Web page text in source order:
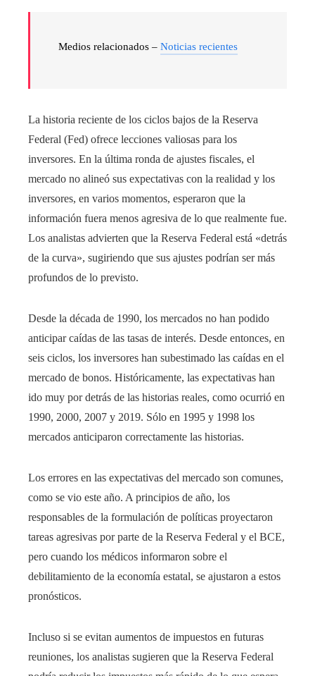
Medios relacionados – Noticias recientes
La historia reciente de los ciclos bajos de la Reserva
Federal (Fed) ofrece lecciones valiosas para los
inversores. En la última ronda de ajustes fiscales, el
mercado no alineó sus expectativas con la realidad y los
inversores, en varios momentos, esperaron que la
información fuera menos agresiva de lo que realmente fue.
Los analistas advierten que la Reserva Federal está «detrás
de la curva», sugiriendo que sus ajustes podrían ser más
profundos de lo previsto.
Desde la década de 1990, los mercados no han podido
anticipar caídas de las tasas de interés. Desde entonces, en
seis ciclos, los inversores han subestimado las caídas en el
mercado de bonos. Históricamente, las expectativas han
ido muy por detrás de las historias reales, como ocurrió en
1990, 2000, 2007 y 2019. Sólo en 1995 y 1998 los
mercados anticiparon correctamente las historias.
Los errores en las expectativas del mercado son comunes,
como se vio este año. A principios de año, los
responsables de la formulación de políticas proyectaron
tareas agresivas por parte de la Reserva Federal y el BCE,
pero cuando los médicos informaron sobre el
debilitamiento de la economía estatal, se ajustaron a estos
pronósticos.
Incluso si se evitan aumentos de impuestos en futuras
reuniones, los analistas sugieren que la Reserva Federal